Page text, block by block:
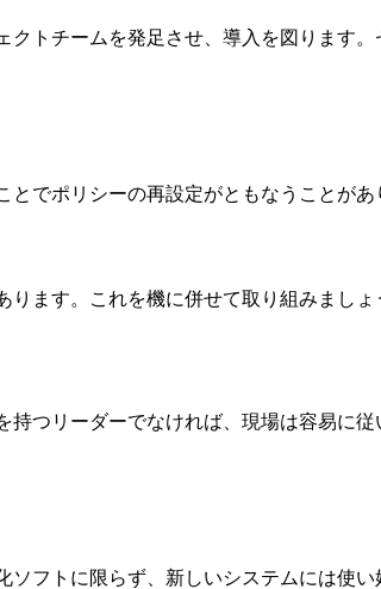
トチームを発足させ、導入を図ります
でポリシーの再設定がともなうことがあ
ます。これを機に併せて取り組みましょ
つリーダーでなければ、現場は容易に
フトに限らず、新しいシステムには使